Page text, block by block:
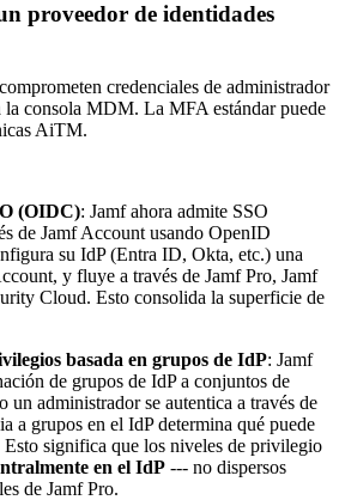
proveedor de identidades
credenciales de administrador
la consola MDM. La MFA estándar puede
AiTM.
(OIDC): Jamf ahora admite SSO
de Jamf Account usando OpenID
su IdP (Entra ID, Okta, etc.) una
y fluye a través de Jamf Pro, Jamf
Cloud. Esto consolida la superficie de
basada en grupos de IdP: Jamf
de grupos de IdP a conjuntos de
un administrador se autentica a través de
a grupos en el IdP determina qué puede
Esto significa que los niveles de privilegio
en el IdP --- no dispersos
de Jamf Pro.